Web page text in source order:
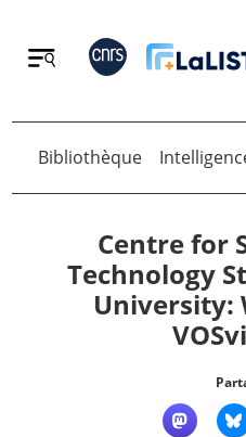
Retour
Retour
Bibliothèque
Centre for
Technology
University: